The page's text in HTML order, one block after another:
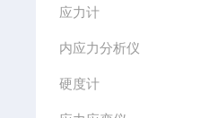
应力计
内应力分析仪
硬度计